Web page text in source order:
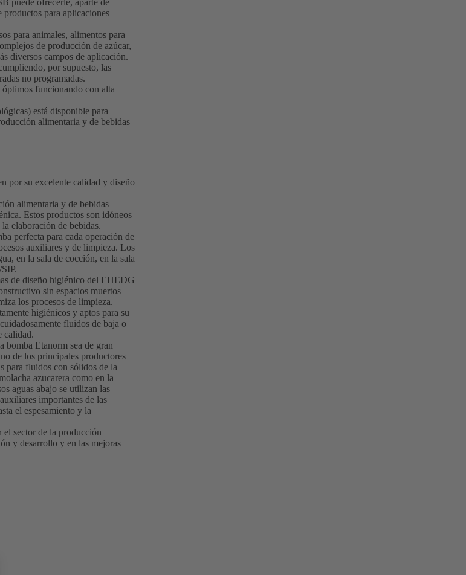
productos para aplicaciones
para animales, alimentos para
de producción de azúcar,
diversos campos de aplicación.
por supuesto, las
no programadas.
funcionando con alta
está disponible para
alimentaria y de bebidas
por su excelente calidad y diseño
alimentaria y de bebidas
Estos productos son idóneos
elaboración de bebidas.
perfecta para cada operación de
auxiliares y de limpieza. Los
en la sala de cocción, en la sala
de diseño higiénico del EHEDG
sin espacios muertos
los procesos de limpieza.
higiénicos y aptos para su
fluidos de baja o
calidad.
bomba Etanorm sea de gran
de los principales productores
para fluidos con sólidos de la
azucarera como en la
aguas abajo se utilizan las
importantes de las
el espesamiento y la
el sector de la producción
y desarrollo y en las mejoras